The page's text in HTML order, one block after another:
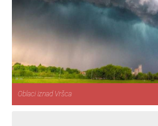
Oblaci iznad Vršca